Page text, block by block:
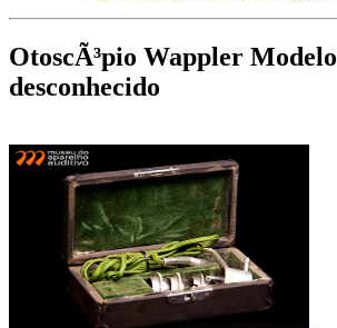
OtoscÃ³pio Wappler Modelo
desconhecido